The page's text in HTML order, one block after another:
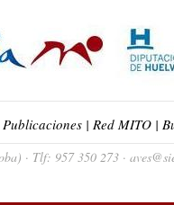
Publicaciones | Red MITO |
· Tlf: 957 350 273 ·